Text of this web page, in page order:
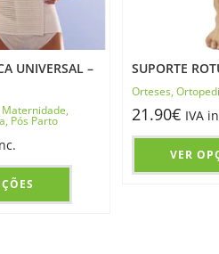
UNIVERSAL –
Maternidade,
, Pós Parto
SUPORTE
Orteses,
21.90€ IVA
VER